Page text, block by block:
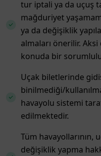
tur iptali ya da uçuş
mağduriyet
ya da değişiklik
almaları önerilir.
konuda bir
Uçak biletlerinde
binilmediği/
havayolu sistemi
edilmektedir.
Tüm havayollarının,
değişiklik yapma